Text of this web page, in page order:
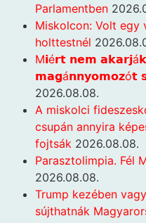
Parlamentben
Miskolcon: Volt egy
holttestnél
M𝗶é𝗿𝘁 𝗻𝗲𝗺
𝗺𝗮𝗴á𝗻𝗻𝘆𝗼𝗺𝗼𝘇ó𝘁
2026.08.08.
A miskolci
csupán annyira
fojtsák 2026.08.08.
Parasztolimpia. Fél
2026.08.08.
Trump kezében
sújthatnák